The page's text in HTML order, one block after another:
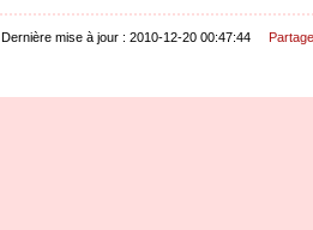
Dernière mise à jour : 2010-12-20 00:47:44